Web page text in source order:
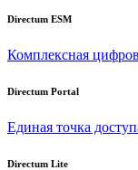
Directum ESM
Комплексная
Directum Portal
Единая точка
Directum Lite